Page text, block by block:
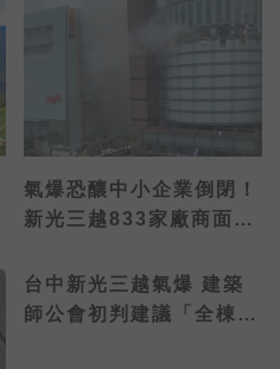
氣爆恐釀中小企業倒閉！
新光三越833家廠商面臨
台中新光三越氣爆 建築
師公會初判建議「全棟封